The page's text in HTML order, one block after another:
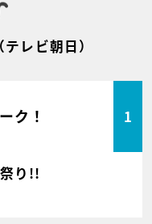
（テレビ朝日）
ク！ 1
り!!